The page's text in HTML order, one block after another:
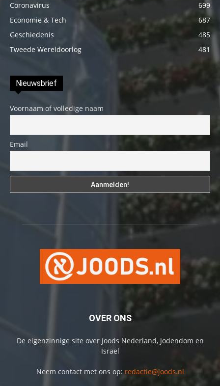
Coronavirus
699
Economie & Tech
687
Geschiedenis
485
Tweede Wereldoorlog
481
Nieuwsbrief
Voornaam of volledige naam
Email
OVER ONS
De eigenzinnige site over Joods Nederland, Jodendom en
Israel
Neem contact met ons op: redactie@joods.nl